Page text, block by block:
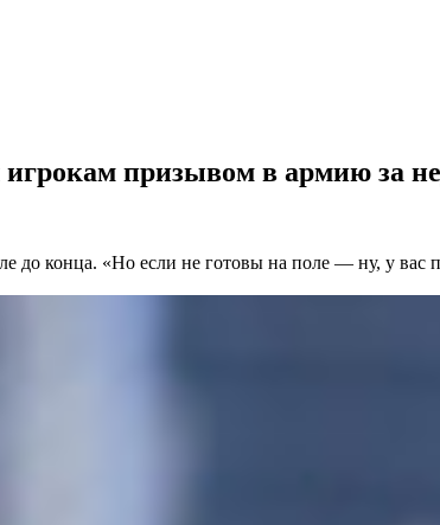
игрокам призывом в армию за
до конца. «Но если не готовы на поле — ну, у